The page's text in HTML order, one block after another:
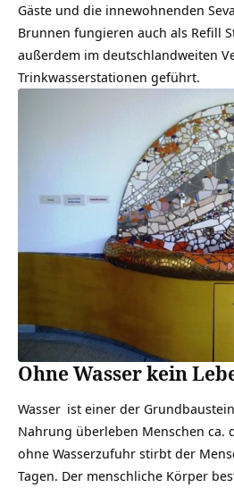
Gäste und die innewohnenden
Brunnen fungieren auch als Refill
außerdem im deutschlandweiten
Trinkwasserstationen geführt.
Ohne Wasser kein
Wasser ist einer der
Nahrung überleben Menschen ca.
ohne Wasserzufuhr stirbt der
Tagen. Der menschliche Körper